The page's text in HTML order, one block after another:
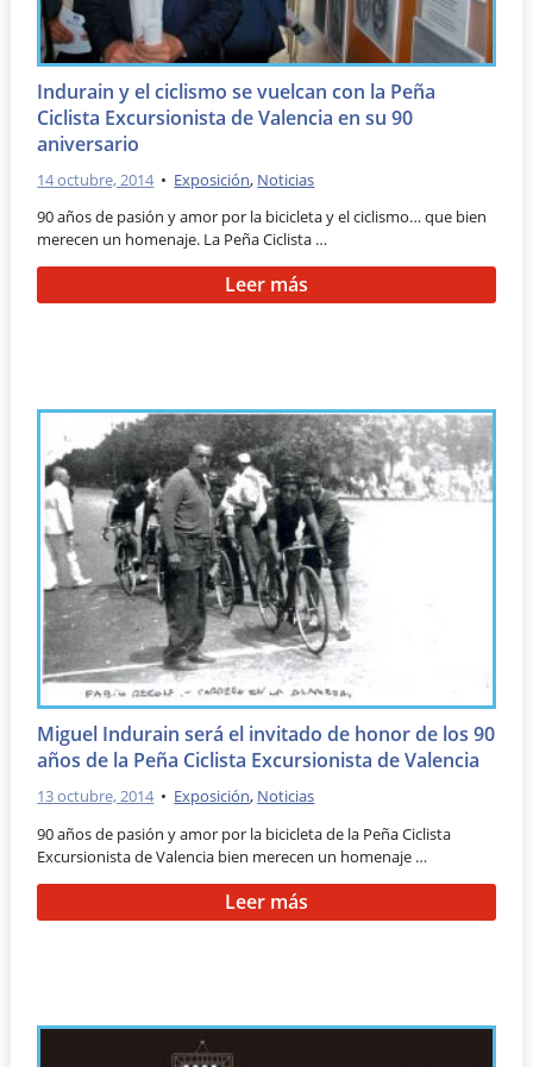
Indurain y el ciclismo se vuelcan con la Peña
Ciclista Excursionista de Valencia en su 90
aniversario
14 octubre, 2014 • Exposición, Noticias
90 años de pasión y amor por la bicicleta y el ciclismo… que bien
merecen un homenaje. La Peña Ciclista …
Leer más
Miguel Indurain será el invitado de honor de los 90
años de la Peña Ciclista Excursionista de Valencia
13 octubre, 2014 • Exposición, Noticias
90 años de pasión y amor por la bicicleta de la Peña Ciclista
Excursionista de Valencia bien merecen un homenaje …
Leer más